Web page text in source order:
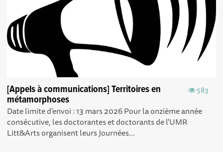
583
[Appels à communications] Territoires en
métamorphoses
Date limite d'envoi : 13 mars 2026 Pour la onzième année
consécutive, les doctorantes et doctorants de l'UMR
Litt&Arts organisent leurs Journées...